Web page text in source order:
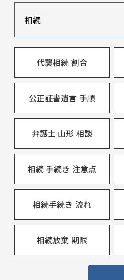
相続
代襲相続 割合
公正証書遺言 手順
弁護士 山形 相談
相続 手続き 注意点
相続手続き 流れ
相続放棄 期限